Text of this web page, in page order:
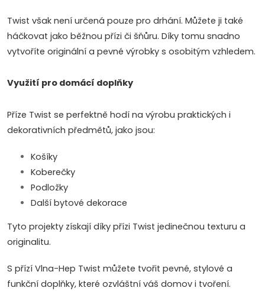
r
v
k
y
v
s
u
Twist však není určená pouze pro drhání. Můžete ji také
háčkovat jako běžnou přízi či šňůru. Díky tomu snadno
vytvoříte originální a pevné výrobky s osobitým vzhledem.
Využití pro domácí doplňky
Příze Twist se perfektně hodí na výrobu praktických i
dekorativních předmětů, jako jsou:
Košíky
Koberečky
Podložky
Další bytové dekorace
Tyto projekty získají díky přízi Twist jedinečnou texturu a
originalitu.
S přízí Vlna-Hep Twist můžete tvořit pevné, stylové a
funkční doplňky, které ozvláštní váš domov i tvoření.